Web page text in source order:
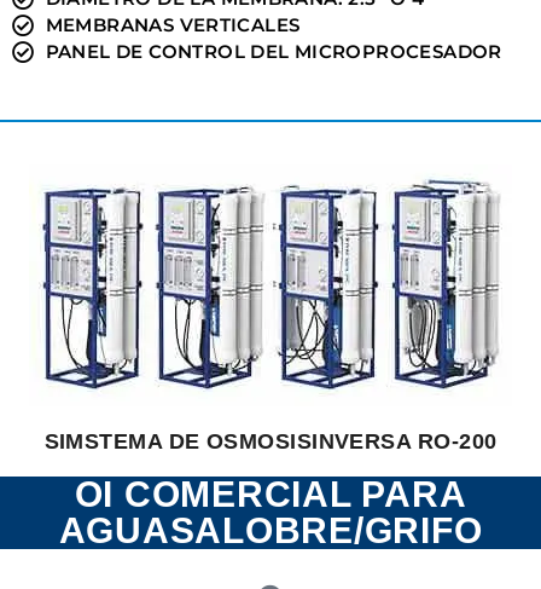
MEMBRANAS VERTICALES
PANEL DE CONTROL DEL MICROPROCESADOR
SIMSTEMA DE OSMOSISINVERSA RO-200
OI COMERCIAL PARA
AGUASALOBRE/GRIFO